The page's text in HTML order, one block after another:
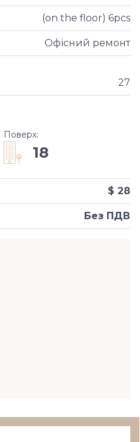
(on the floor) 6pcs
Офісний ремонт
27
Поверх:
18
Без ПДВ
$ 28